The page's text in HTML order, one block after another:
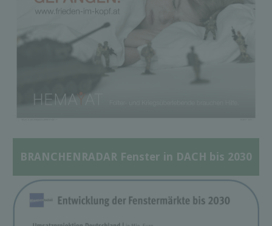
BRANCHENRADAR Fenster in DACH bis 2030